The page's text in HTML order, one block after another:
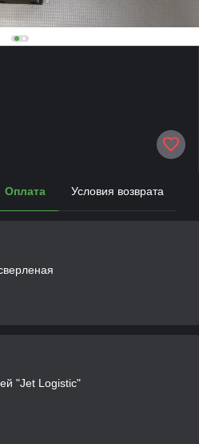
Оплата Условия возврата
"Jet Logistic"